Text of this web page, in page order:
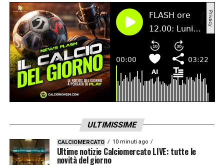
ULTIMISSIME
CALCIOMERCATO 10 minuti ago
Ultime notizie Calciomercato LIVE: tutte le
novità del giorno